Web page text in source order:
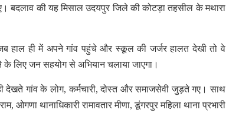
बदलाव की यह मिसाल उदयपुर जिले की कोटड़ा तहसील के मथारा
हाल ही में अपने गांव पहुंचे और स्कूल की जर्जर हालत देखी तो वे
लिए जन सहयोग से अभियान चलाया जाएगा।
गांव के लोग, कर्मचारी, दोस्त और समाजसेवी जुड़ते गए। साथ
ओगणा थानाधिकारी रामावतार मीणा, डूंगरपुर महिला थाना प्रभारी